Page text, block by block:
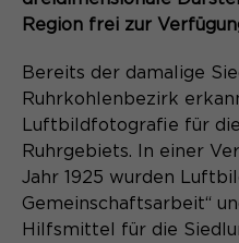
Content
Webseite.
Website
Sie
zu
offen zu
einem
ID als
Name _pk_id*
Anbieter Matomo
Zweck
Dient zur
Cookie-Informationen
Aktivierung
Diese Cookies
Übersetzung der
Name googtrans
Anbieter GTranslate
Cookie-Informationen
Region frei zur
Bereits der damalige
Ruhrkohlenbezirk
Luftbildfotografie für
Ruhrgebiets. In einer
Jahr 1925 wurden
Gemeinschaftsarbeit“
Hilfsmittel für die